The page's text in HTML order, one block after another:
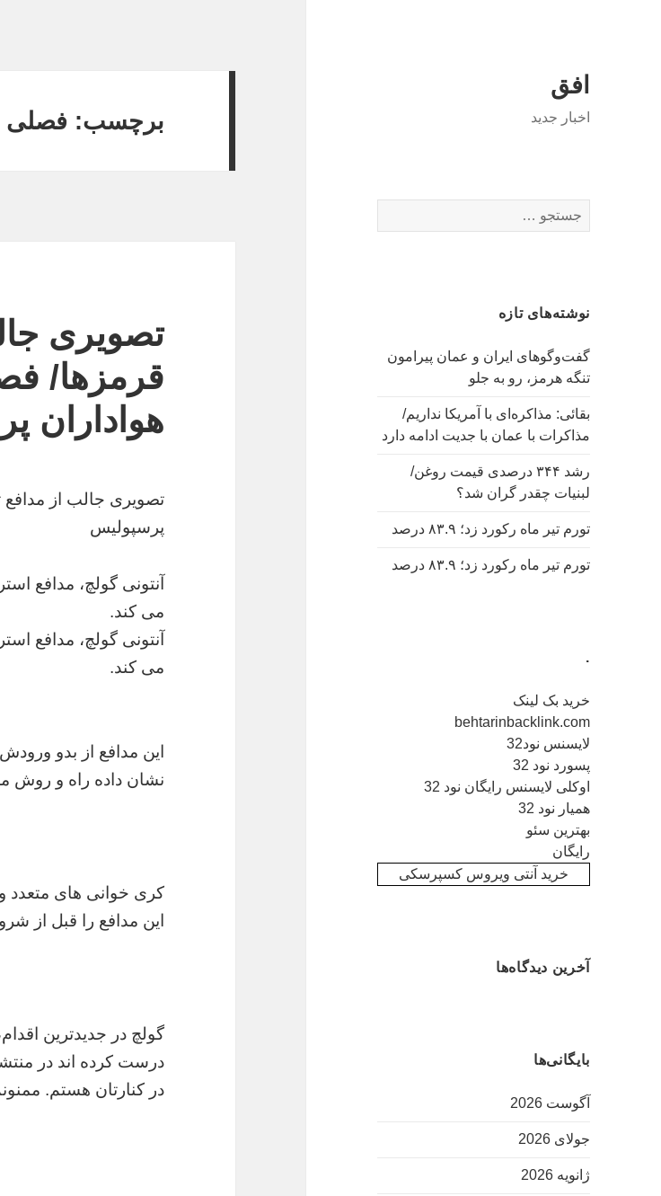
افق
اخبار جدید
برای:
نوشته‌های تازه
گفت‌وگوهای ایران و عمان پیرامون
تنگه هرمز، رو به جلو
بقائی: مذاکره‌ای با آمریکا نداریم/
مذاکرات با عمان با جدیت ادامه دارد
رشد ۳۴۴ درصدی قیمت روغن/
لبنیات چقدر گران شد؟
تورم تیر ماه رکورد زد؛ ۸۳.۹ درصد
تورم تیر ماه رکورد زد؛ ۸۳.۹ درصد
.
خرید بک لینک
behtarinbacklink.com
لایسنس نود32
پسورد نود 32
اوکلی لایسنس رایگان نود 32
همیار نود 32
بهترین سئو
رایگان
خرید آنتی ویروس کسپرسکی
آخرین دیدگاه‌ها
بایگانی‌ها
آگوست 2026
جولای 2026
ژانویه 2026
برچسب: فصلی
تصویری
قرمزها/
هواداران
تصویری جالب از مدافع
پرسپولیس
می کند.
می کند.
این مدافع از بدو
نشان داده راه و روش
کری خوانی های متعدد
این مدافع را قبل از
گولچ در جدیدترین
درست کرده اند در
در کنارتان هستم.